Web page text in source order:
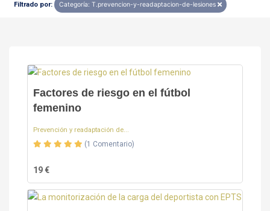
Filtrado por: Categoría: T.prevencion-y-readaptacion-de-lesiones
Factores de riesgo en el fútbol
femenino
Prevención y readaptación de...
(1 Comentario)
19 €